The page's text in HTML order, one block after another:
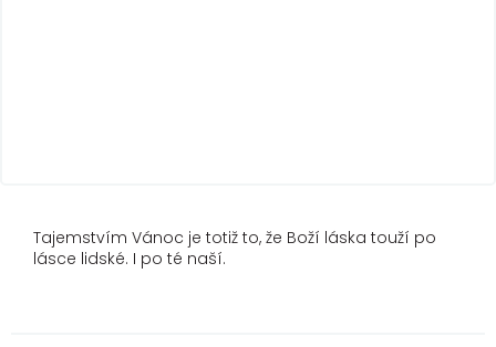
Tajemstvím Vánoc je totiž to, že Boží láska touží po
lásce lidské. I po té naší.